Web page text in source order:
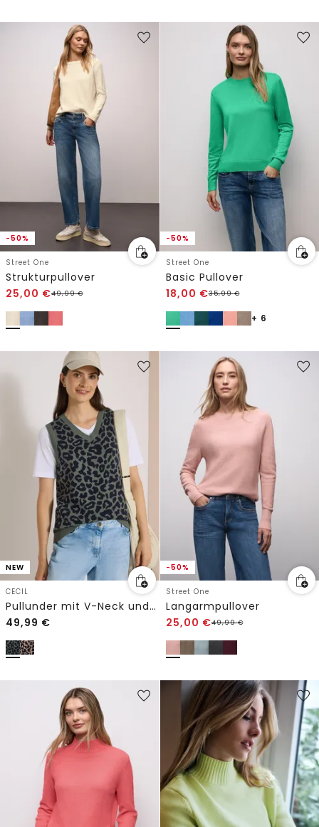
-50%
Street One
Strukturpullover
25,00 €49,99€
-50%
Street One
Basic Pullover
18,00 €35,99€
+ 6
NEW
CECIL
Pullunder mit V-Neck und Leo-Muster
49,99 €
-50%
Street One
Langarmpullover
25,00 €49,99€